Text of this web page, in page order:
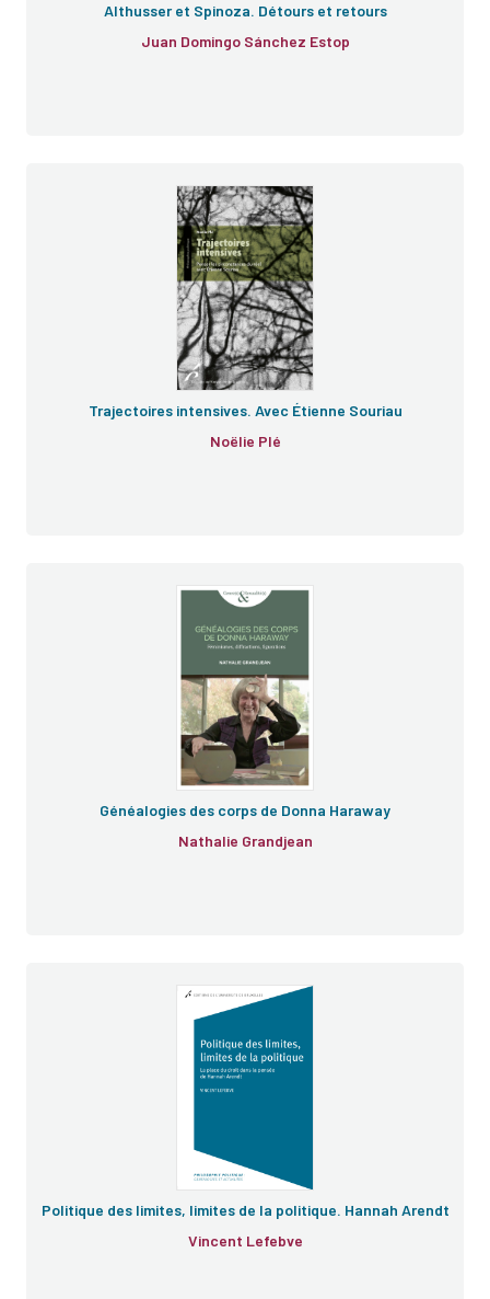
Althusser et Spinoza. Détours et retours
Juan Domingo Sánchez Estop
Trajectoires intensives. Avec Étienne Souriau
Noëlie Plé
Généalogies des corps de Donna Haraway
Nathalie Grandjean
Politique des limites, limites de la politique. Hannah Arendt
Vincent Lefebve